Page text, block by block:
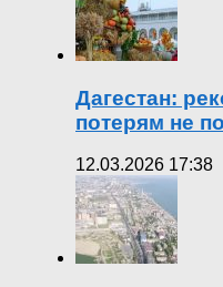
Дагестан:
потерям не
12.03.2026 17:38